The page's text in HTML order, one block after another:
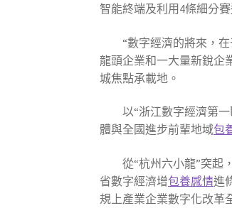
智能終端及利用4條細分
“數字經濟的將來，
龍頭企業和一大量新銳企
城焦點承載地。
以“浙江數字經濟第
體與全國進步前輩地域包
從“杭州六小龍”突起
省數字經濟增包養感情進
規上產業企業數字化改革